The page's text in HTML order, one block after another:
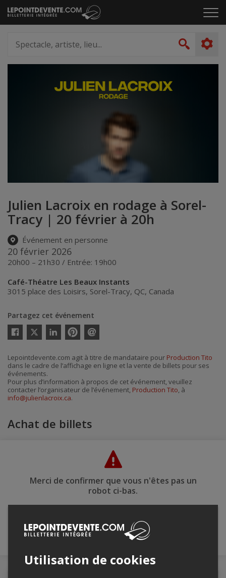
Passer
au
le
artiste,
lieu...
Julien Lacroix en rodage à Sorel-
Tracy | 20 février à 20h
Événement en personne
20 février 2026
20h00 – 21h30 / Entrée: 19h00
Café-Théatre Les Beaux Instants
3015 place des Loisirs, Sorel-Tracy, QC, Canada
Partagez cet événement
Twitter
courriel
Lepointdevente.com agit à titre de mandataire pour Production Tito
dans le cadre de l’affichage en ligne et la vente de billets pour ses
événements.
Pour plus d’information à propos de cet événement, veuillez
contacter l’organisateur de l’événement, Production Tito, à
info@julienlacroix.ca.
Achat de billets
Merci de confirmer que vous n'êtes pas un
robot ci-bas.
Utilisation de cookies